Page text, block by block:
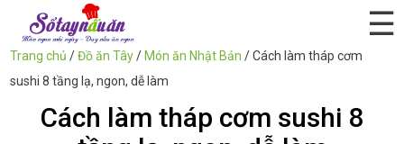
☰
Trang chủ /Đồ ăn Tây/ Món ăn Nhật Bản /Cách làm tháp cơm
sushi 8 tầng lạ, ngon, dễ làm
Cách làm tháp cơm sushi 8